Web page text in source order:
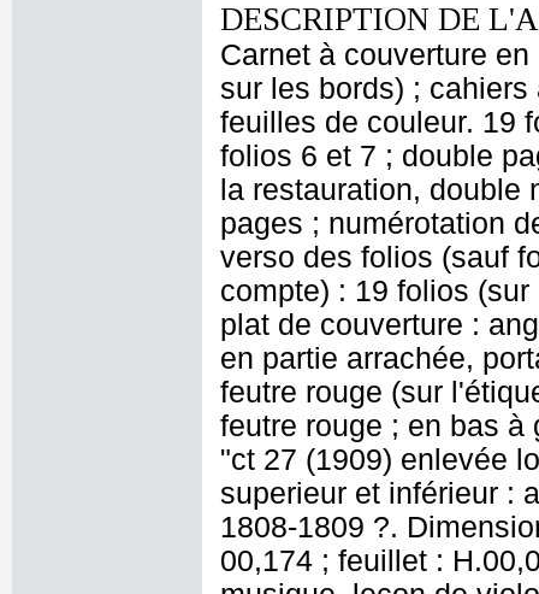
DESCRIPTION DE
Carnet à couverture
sur les bords) ;
feuilles de couleur. 19
folios 6 et 7 ; double
la restauration, double
pages ; numérotation
verso des folios (sauf
compte) : 19 folios
plat de couverture :
en partie arrachée,
feutre rouge (sur
feutre rouge ; en bas à
"ct 27 (1909) enlevée
superieur et inférieur :
1808-1809 ?.
00,174 ; feuillet :